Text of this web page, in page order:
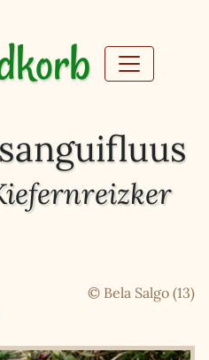
© Bela Salgo (13)